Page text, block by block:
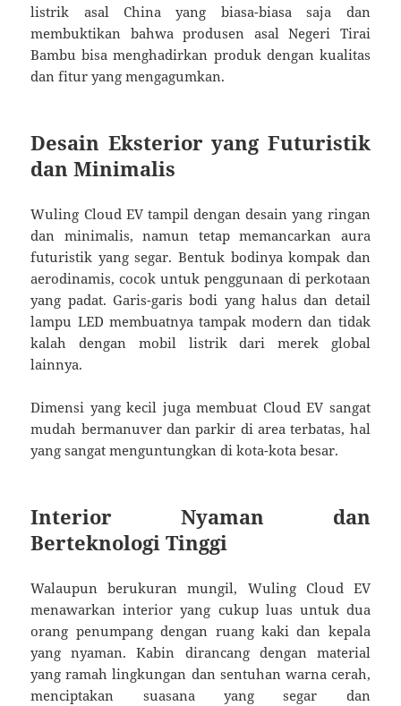
listrik asal China yang biasa-biasa saja dan
membuktikan bahwa produsen asal Negeri Tirai
Bambu bisa menghadirkan produk dengan kualitas
dan fitur yang mengagumkan.
Desain Eksterior yang Futuristik
dan Minimalis
Wuling Cloud EV tampil dengan desain yang ringan
dan minimalis, namun tetap memancarkan aura
futuristik yang segar. Bentuk bodinya kompak dan
aerodinamis, cocok untuk penggunaan di perkotaan
yang padat. Garis-garis bodi yang halus dan detail
lampu LED membuatnya tampak modern dan tidak
kalah dengan mobil listrik dari merek global
lainnya.
Dimensi yang kecil juga membuat Cloud EV sangat
mudah bermanuver dan parkir di area terbatas, hal
yang sangat menguntungkan di kota-kota besar.
Interior Nyaman dan
Berteknologi Tinggi
Walaupun berukuran mungil, Wuling Cloud EV
menawarkan interior yang cukup luas untuk dua
orang penumpang dengan ruang kaki dan kepala
yang nyaman. Kabin dirancang dengan material
yang ramah lingkungan dan sentuhan warna cerah,
menciptakan suasana yang segar dan